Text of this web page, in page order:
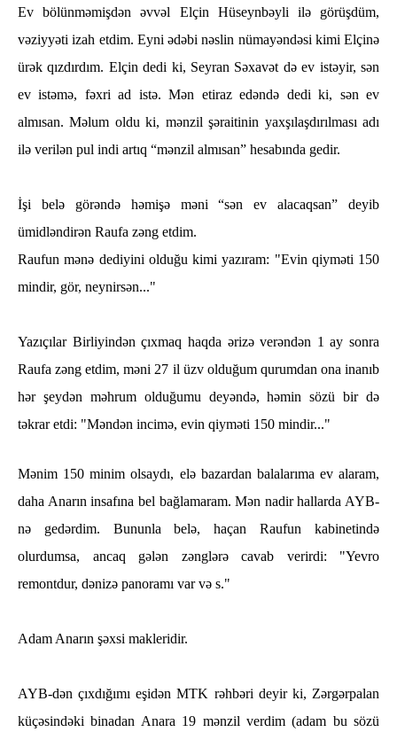
Ev bölünməmişdən əvvəl Elçin Hüseynbəyli ilə görüşdüm,
vəziyyəti izah etdim. Eyni ədəbi nəslin nümayəndəsi kimi Elçinə
ürək qızdırdım. Elçin dedi ki, Seyran Səxavət də ev istəyir, sən
ev istəmə, fəxri ad istə. Mən etiraz edəndə dedi ki, sən ev
almısan. Məlum oldu ki, mənzil şəraitinin yaxşılaşdırılması adı
ilə verilən pul indi artıq “mənzil almısan” hesabında gedir.
İşi belə görəndə həmişə məni “sən ev alacaqsan” deyib
ümidləndirən Raufa zəng etdim.
Raufun mənə dediyini olduğu kimi yazıram: "Evin qiyməti 150
mindir, gör, neynirsən..."
Yazıçılar Birliyindən çıxmaq haqda ərizə verəndən 1 ay sonra
Raufa zəng etdim, məni 27 il üzv olduğum qurumdan ona inanıb
hər şeydən məhrum olduğumu deyəndə, həmin sözü bir də
təkrar etdi: "Məndən incimə, evin qiyməti 150 mindir..."
Mənim 150 minim olsaydı, elə bazardan balalarıma ev alaram,
daha Anarın insafına bel bağlamaram. Mən nadir hallarda AYB-
nə gedərdim. Bununla belə, haçan Raufun kabinetində
olurdumsa, ancaq gələn zənglərə cavab verirdi: "Yevro
remontdur, dənizə panoramı var və s."
Adam Anarın şəxsi makleridir.
AYB-dən çıxdığımı eşidən MTK rəhbəri deyir ki, Zərgərpalan
küçəsindəki binadan Anara 19 mənzil verdim (adam bu sözü